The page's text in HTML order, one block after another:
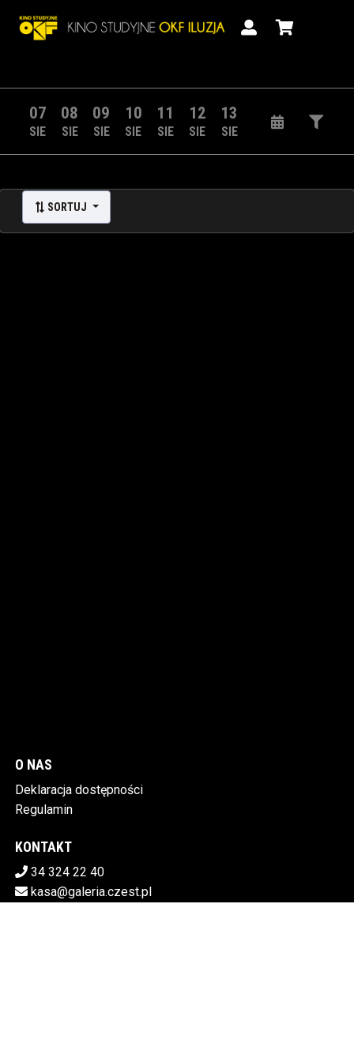
07
SIE
08
SIE
09
SIE
10
SIE
11
SIE
12
SIE
13
SIE
SORTUJ
O NAS
Deklaracja dostępności
Regulamin
KONTAKT
34 324 22 40
kasa@galeria.czest.pl